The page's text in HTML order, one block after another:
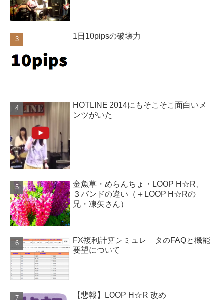
1日10pipsの破壊力
HOTLINE 2014にもそこそこ面白いメ
ンツがいた
金魚草・めらんちょ・LOOP H☆R、
３バンドの違い（＋LOOP H☆Rの
兄・凍矢さん）
FX複利計算シミュレータのFAQと機能
要望について
【悲報】LOOP H☆R 改め